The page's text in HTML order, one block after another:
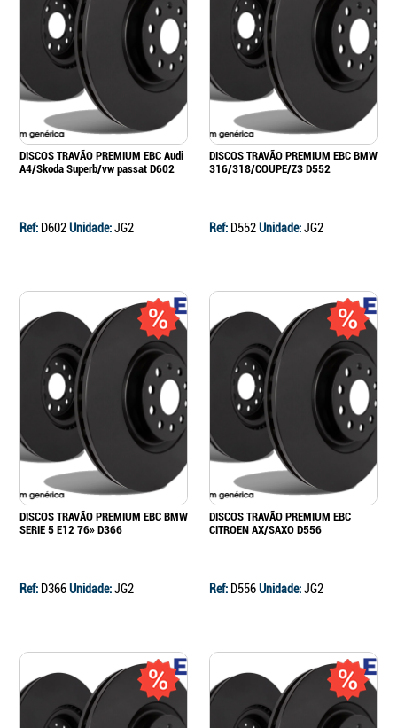
DISCOS TRAVÃO PREMIUM EBC Audi
A4/Skoda Superb/vw passat D602
Ref: D602Unidade:JG2
DISCOS TRAVÃO PREMIUM EBC BMW
316/318/COUPE/Z3 D552
Ref: D552Unidade:JG2
DISCOS TRAVÃO PREMIUM EBC BMW
SERIE 5 E12 76» D366
Ref: D366Unidade:JG2
DISCOS TRAVÃO PREMIUM EBC
CITROEN AX/SAXO D556
Ref: D556Unidade:JG2